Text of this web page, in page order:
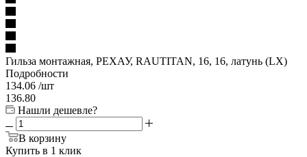
Гильза монтажная, РЕХАУ, RAUTITAN, 16, 16, латунь (LX)
Подробности
134.06 /шт
136.80
Нашли дешевле?
В корзину
Купить в 1 клик